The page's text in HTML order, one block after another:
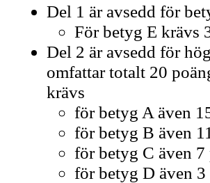
Del 1 är avsedd för
För betyg E krävs
Del 2 är avsedd för
omfattar totalt 20
krävs
för betyg A även
för betyg B även
för betyg C även 7
för betyg D även